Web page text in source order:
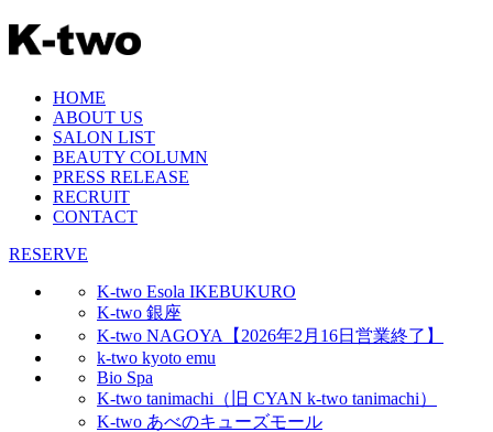
HOME
ABOUT US
SALON LIST
BEAUTY COLUMN
PRESS RELEASE
RECRUIT
CONTACT
RESERVE
K-two Esola IKEBUKURO
K-two 銀座
K-two NAGOYA【2026年2月16日営業終了】
k-two kyoto emu
Bio Spa
K-two tanimachi（旧 CYAN k-two tanimachi）
K-two あべのキューズモール